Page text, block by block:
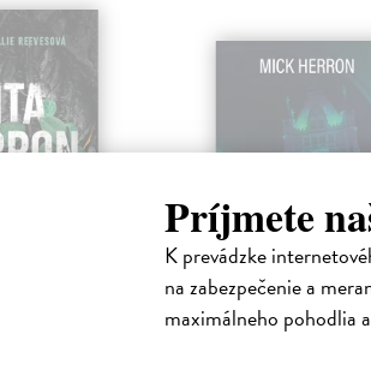
Príjmete
K prevádzke
na zabezpečenie a
maximálneho pohodlia
Slow Horses